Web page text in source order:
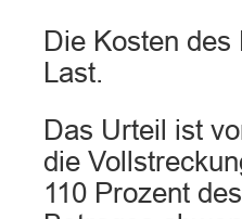
Die Kosten
Last.
Das Urteil ist
die
110 Prozent